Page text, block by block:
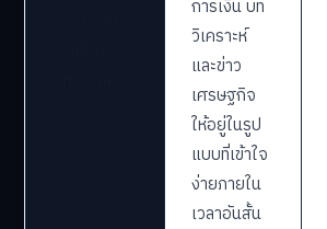
การเงิน บท
วิเคราะห์
และข่าว
เศรษฐกิจ
ให้อยู่ในรูป
แบบที่เข้าใจ
ง่ายภายใน
เวลาอันสั้น